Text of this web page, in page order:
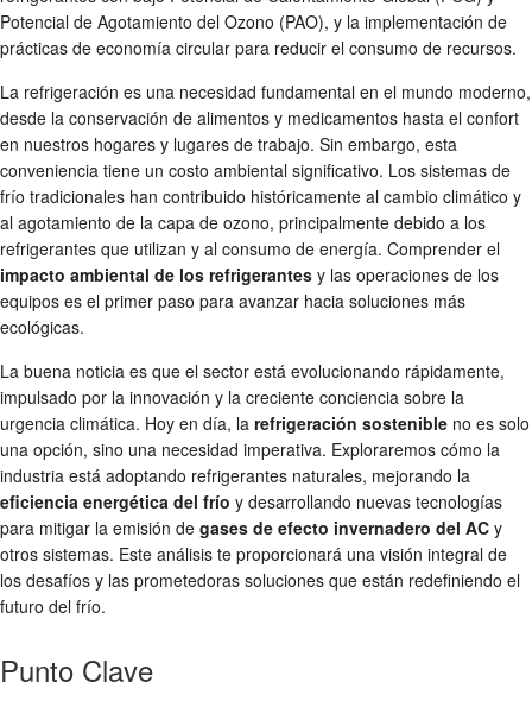
Potencial de Agotamiento del Ozono (PAO), y la implementación de
prácticas de economía circular para reducir el consumo de recursos.
La refrigeración es una necesidad fundamental en el mundo moderno,
desde la conservación de alimentos y medicamentos hasta el confort
en nuestros hogares y lugares de trabajo. Sin embargo, esta
conveniencia tiene un costo ambiental significativo. Los sistemas de
frío tradicionales han contribuido históricamente al cambio climático y
al agotamiento de la capa de ozono, principalmente debido a los
refrigerantes que utilizan y al consumo de energía. Comprender el
impacto ambiental de los refrigerantes y las operaciones de los
equipos es el primer paso para avanzar hacia soluciones más
ecológicas.
La buena noticia es que el sector está evolucionando rápidamente,
impulsado por la innovación y la creciente conciencia sobre la
urgencia climática. Hoy en día, la refrigeración sostenible no es solo
una opción, sino una necesidad imperativa. Exploraremos cómo la
industria está adoptando refrigerantes naturales, mejorando la
eficiencia energética del frío y desarrollando nuevas tecnologías
para mitigar la emisión de gases de efecto invernadero del AC y
otros sistemas. Este análisis te proporcionará una visión integral de
los desafíos y las prometedoras soluciones que están redefiniendo el
futuro del frío.
Punto Clave